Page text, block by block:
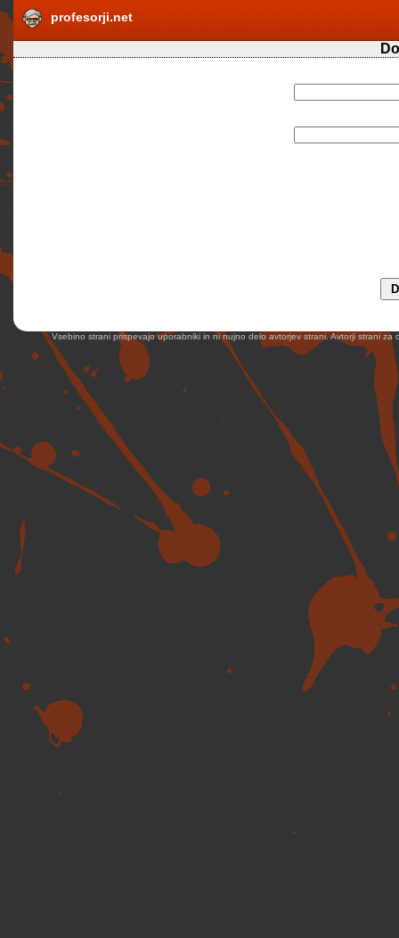
profesorji.net
Vsebino strani prispevajo uporabniki in ni nujno delo avtorjev strani. Avtorji strani